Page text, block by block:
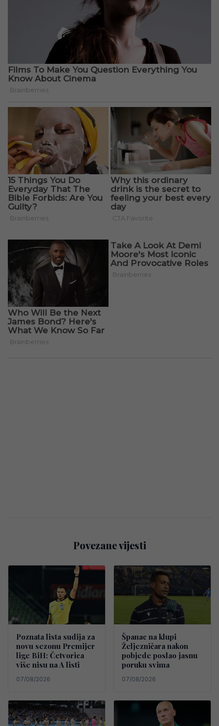
Povezane vijesti
Poznata lista sudija za
novu sezonu Premijer
lige BiH: Četvorica
više nisu na A listi
07/08/2026
Španac na klupi
Željezničara nakon
pobjede poslao jasnu
poruku svima
07/08/2026